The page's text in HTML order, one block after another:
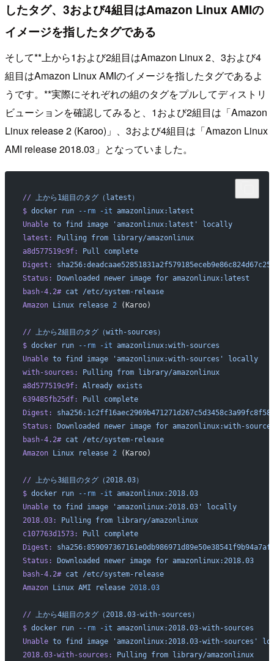
したタグ、3および4組目はAmazon Linux AMIの
イメージを指したタグである
そして**上から1および2組目はAmazon Linux 2、3および4
組目はAmazon Linux AMIのイメージを指したタグであるよ
うです。**実際にそれぞれの組のタグをプルしてディストリ
ビューションを確認してみると、1および2組目は「Amazon
Linux release 2 (Karoo)」、3および4組目は「Amazon Linux
AMI release 2018.03」となっていました。
// 上から1組目のタグ（latest）
$ docker run --rm -it amazonlinux:latest
Unable to find image 'amazonlinux:latest'
locally
latest:
Pulling from library/amazonlinux
a8d577519c9f:
Pull
complete
Digest:
Status:
Downloaded newer image for amazonlinux:latest
bash-4.2# cat /etc/system-release
Amazon Linux release 2 (Karoo)
// 上から2組目のタグ（with-sources）
$ docker run --rm -it amazonlinux:with-sources
Unable to find image 'amazonlinux:with-sources'
locally
with-sources:
Pulling from library/amazonlinux
a8d577519c9f:
Already exists
639485fb25df:
Pull
complete
Digest:
Status:
Downloaded newer image for amazonlinux:with-
bash-4.2# cat /etc/system-release
Amazon Linux release 2 (Karoo)
// 上から3組目のタグ（2018.03）
$ docker run --rm -it amazonlinux:2018.03
Unable to find image 'amazonlinux:2018.03'
locally
2018.03:
Pulling from library/amazonlinux
c107763d1573:
Pull
complete
Digest:
Status:
Downloaded newer image for amazonlinux:2018.03
bash-4.2# cat /etc/system-release
Amazon Linux AMI release 2018.03
// 上から4組目のタグ（2018.03-with-sources）
$ docker run --rm -it amazonlinux:2018.03-with-sources
Unable to find image 'amazonlinux:2018.03-with-sources'
2018.03-with-sources:
Pulling from library/amazonlinux